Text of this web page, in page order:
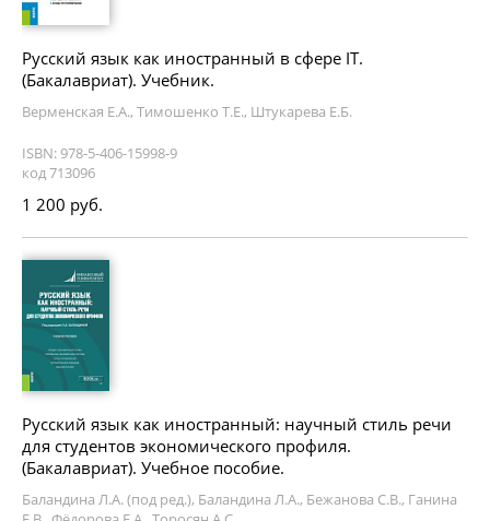
Русский язык как иностранный в сфере IT.
(Бакалавриат). Учебник.
Верменская Е.А., Тимошенко Т.Е., Штукарева Е.Б.
ISBN: 978-5-406-15998-9
код 713096
1 200 руб.
Русский язык как иностранный: научный стиль речи
для студентов экономического профиля.
(Бакалавриат). Учебное пособие.
Баландина Л.А. (под ред.), Баландина Л.А., Бежанова С.В., Ганина